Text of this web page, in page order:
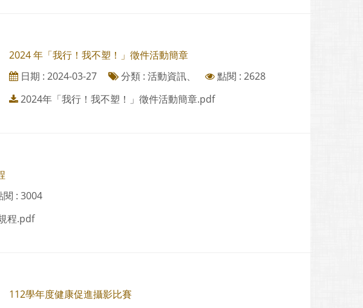
2024 年「我行！我不塑！」徵件活動簡章
日期 : 2024-03-27
分類 : 活動資訊、
點閱 : 2628
2024年「我行！我不塑！」徵件活動簡章.pdf
: 3004
程.pdf
112學年度健康促進攝影比賽